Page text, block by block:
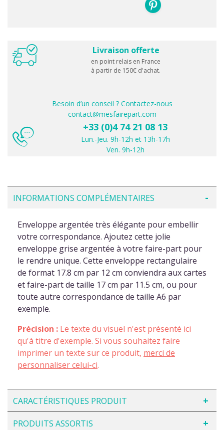
Livraison offerte
en point relais en France
à partir de 150€ d'achat.
Besoin d’un conseil ? Contactez-nous
contact@mesfairepart.com
+33 (0)4 74 21 08 13
Lun.-Jeu. 9h-12h et 13h-17h
Ven. 9h-12h
INFORMATIONS COMPLÉMENTAIRES
Enveloppe argentée très élégante pour embellir
votre correspondance. Ajoutez cette jolie
enveloppe grise argentée à votre faire-part pour
le rendre unique. Cette enveloppe rectangulaire
de format 17.8 cm par 12 cm conviendra aux cartes
et faire-part de taille 17 cm par 11.5 cm, ou pour
toute autre correspondance de taille A6 par
exemple.
Précision : Le texte du visuel n'est présenté ici
qu'à titre d'exemple. Si vous souhaitez faire
imprimer un texte sur ce produit, merci de
personnaliser celui-ci.
CARACTÉRISTIQUES PRODUIT
PRODUITS ASSORTIS